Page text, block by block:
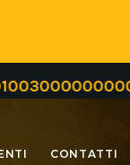
CONTATTI